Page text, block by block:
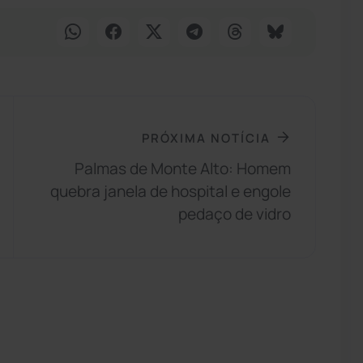
PRÓXIMA NOTÍCIA
Palmas de Monte Alto: Homem
quebra janela de hospital e engole
pedaço de vidro